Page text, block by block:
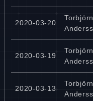
2020-03-20
Torbjörn
2020-03-19
Torbjörn
2020-03-13
Torbjörn